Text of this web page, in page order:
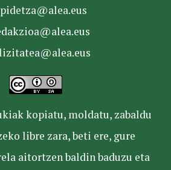
kopiatu, moldatu, zabaldu
libre zara, beti ere, gure
aitortzen baldin baduzu eta